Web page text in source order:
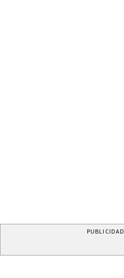
PUBLICIDAD